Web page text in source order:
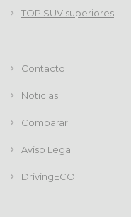
TOP SUV superiores
Contacto
Noticias
Comparar
Aviso Legal
DrivingECO